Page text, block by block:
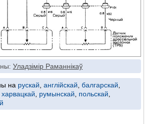
Уладзімір Раманнікаў
на рускай, англійскай, балгарскай,
харвацкай, румынскай, польскай,